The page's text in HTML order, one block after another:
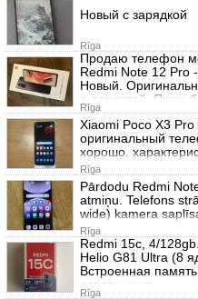
Новый с зарядкой
Rīga
Продаю телефон
Redmi Note 12 Pro
Новый.
с доплатой. Просьб
Rīga
Xiaomi Poco X3
оригинальный
хорошо.
Rīga
Pārdodu Redmi
atmiņu. Telefons
wide) kamera
Rīga
Redmi 15c, 4/
Helio G81 Ultra (8
Встроенная
основных ка
Rīga